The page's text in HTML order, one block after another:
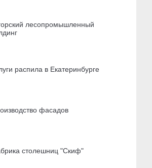
лесопромышленный
распила в Екатеринбурге
фасадов
столешниц "Скиф"